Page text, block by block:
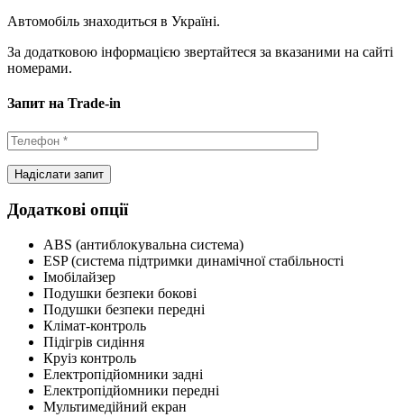
Автомобіль знаходиться в Україні.
За додатковою інформацією звертайтеся за вказаними на сайті
номерами.
Запит на Trade-in
Додаткові опції
ABS (антиблокувальна система)
ESP (система підтримки динамічної стабільності
Імобілайзер
Подушки безпеки бокові
Подушки безпеки передні
Клімат-контроль
Підігрів сидіння
Круіз контроль
Електропідйомники задні
Електропідйомники передні
Мультимедійний екран